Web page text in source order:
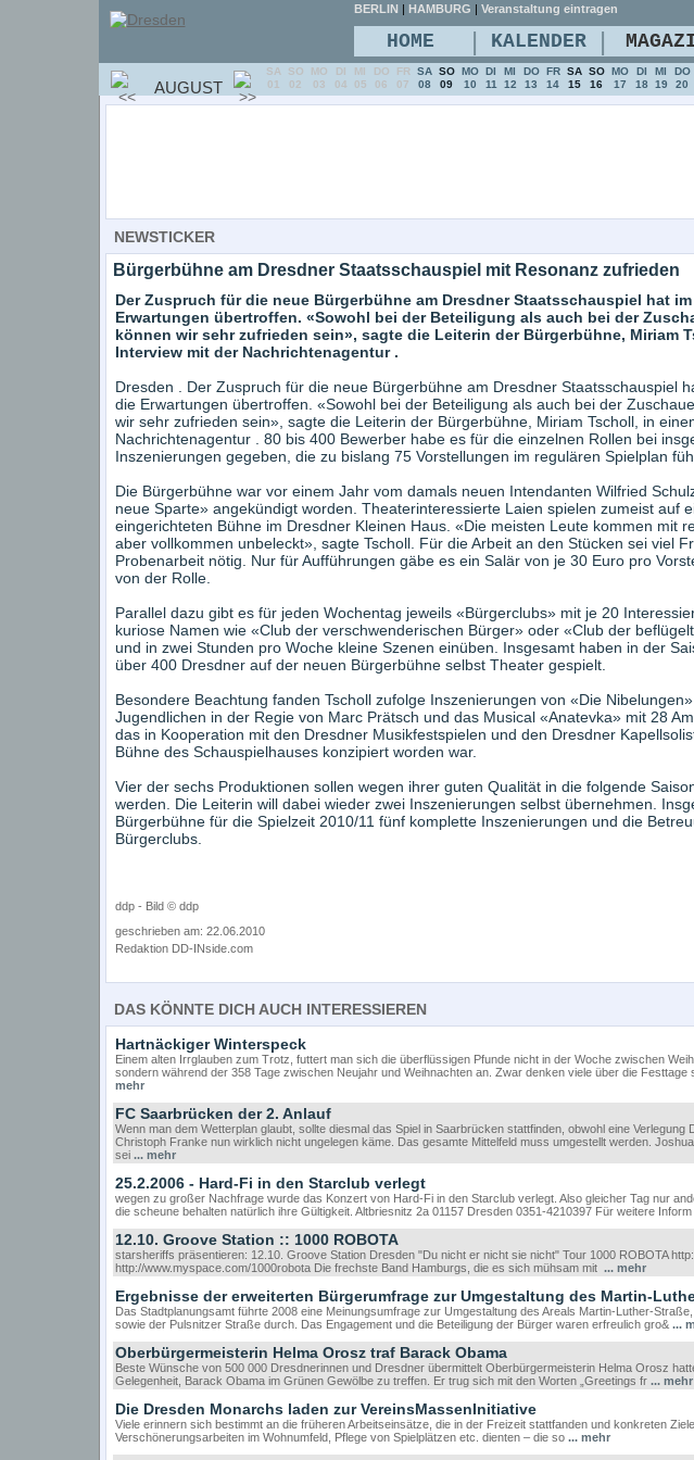
NEWSTICKER
Bürgerbühne am Dresdner Staatsschauspiel mit Resonanz zufrieden
Der Zuspruch für die neue Bürgerbühne am Dresdner Staatsschauspiel hat
Erwartungen übertroffen. «Sowohl bei der Beteiligung als auch bei der
können wir sehr zufrieden sein», sagte die Leiterin der Bürgerbühne, Miriam
Interview mit der Nachrichtenagentur .
Dresden . Der Zuspruch für die neue Bürgerbühne am Dresdner Staatsschauspiel
die Erwartungen übertroffen. «Sowohl bei der Beteiligung als auch bei der
wir sehr zufrieden sein», sagte die Leiterin der Bürgerbühne, Miriam Tscholl, in
Nachrichtenagentur . 80 bis 400 Bewerber habe es für die einzelnen Rollen bei
Inszenierungen gegeben, die zu bislang 75 Vorstellungen im regulären Spielplan
Die Bürgerbühne war vor einem Jahr vom damals neuen Intendanten Wilfried
neue Sparte» angekündigt worden. Theaterinteressierte Laien spielen zumeist auf
eingerichteten Bühne im Dresdner Kleinen Haus. «Die meisten Leute kommen mit
aber vollkommen unbeleckt», sagte Tscholl. Für die Arbeit an den Stücken sei viel
Probenarbeit nötig. Nur für Aufführungen gäbe es ein Salär von je 30 Euro pro
von der Rolle.
Parallel dazu gibt es für jeden Wochentag jeweils «Bürgerclubs» mit je 20
kuriose Namen wie «Club der verschwenderischen Bürger» oder «Club der
und in zwei Stunden pro Woche kleine Szenen einüben. Insgesamt haben in der
über 400 Dresdner auf der neuen Bürgerbühne selbst Theater gespielt.
Besondere Beachtung fanden Tscholl zufolge Inszenierungen von «Die
Jugendlichen in der Regie von Marc Prätsch und das Musical «Anatevka» mit 28
das in Kooperation mit den Dresdner Musikfestspielen und den Dresdner
Bühne des Schauspielhauses konzipiert worden war.
Vier der sechs Produktionen sollen wegen ihrer guten Qualität in die folgende
werden. Die Leiterin will dabei wieder zwei Inszenierungen selbst übernehmen.
Bürgerbühne für die Spielzeit 2010/11 fünf komplette Inszenierungen und die
Bürgerclubs.
ddp - Bild © ddp
geschrieben am: 22.06.2010
Redaktion DD-INside.com
DAS KÖNNTE DICH AUCH INTERESSIEREN
Hartnäckiger Winterspeck
Einem alten Irrglauben zum Trotz, futtert man sich die überflüssigen Pfunde nicht in der Woche zwischen
sondern während der 358 Tage zwischen Neujahr und Weihnachten an. Zwar denken viele über die Festtage
mehr
FC Saarbrücken der 2. Anlauf
Wenn man dem Wetterplan glaubt, sollte diesmal das Spiel in Saarbrücken stattfinden, obwohl eine Verlegung
Christoph Franke nun wirklich nicht ungelegen käme. Das gesamte Mittelfeld muss umgestellt werden.
sei ... mehr
25.2.2006 - Hard-Fi in den Starclub verlegt
wegen zu großer Nachfrage wurde das Konzert von Hard-Fi in den Starclub verlegt. Also gleicher Tag nur
die scheune behalten natürlich ihre Gültigkeit. Altbriesnitz 2a 01157 Dresden 0351-4210397 Für weitere Inform
12.10. Groove Station :: 1000 ROBOTA
starsheriffs präsentieren: 12.10. Groove Station Dresden "Du nicht er nicht sie nicht" Tour 1000 ROBOTA
http://www.myspace.com/1000robota Die frechste Band Hamburgs, die es sich mühsam mit ... mehr
Ergebnisse der erweiterten Bürgerumfrage zur Umgestaltung des Martin-
Das Stadtplanungsamt führte 2008 eine Meinungsumfrage zur Umgestaltung des Areals Martin-Luther-
sowie der Pulsnitzer Straße durch. Das Engagement und die Beteiligung der Bürger waren erfreulich gro& ...
Oberbürgermeisterin Helma Orosz traf Barack Obama
Beste Wünsche von 500 000 Dresdnerinnen und Dresdner übermittelt Oberbürgermeisterin Helma Orosz
Gelegenheit, Barack Obama im Grünen Gewölbe zu treffen. Er trug sich mit den Worten „Greetings fr ... mehr
Die Dresden Monarchs laden zur VereinsMassenInitiative
Viele erinnern sich bestimmt an die früheren Arbeitseinsätze, die in der Freizeit stattfanden und konkreten
Verschönerungsarbeiten im Wohnumfeld, Pflege von Spielplätzen etc. dienten – die so ... mehr
BERLIN | HAMBURG | Veranstaltung eintragen
HOME | KALENDER |
AUGUST
SA
01
SO
02
MO
03
DI
04
MI
05
DO
06
FR
07
SA
08
SO
09
MO
10
DI
11
MI
12
DO
13
FR
14
SA
15
SO
16
MO
17
DI
18
MI
19
DO
20